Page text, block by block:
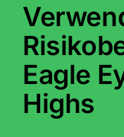
Eagle
Highs